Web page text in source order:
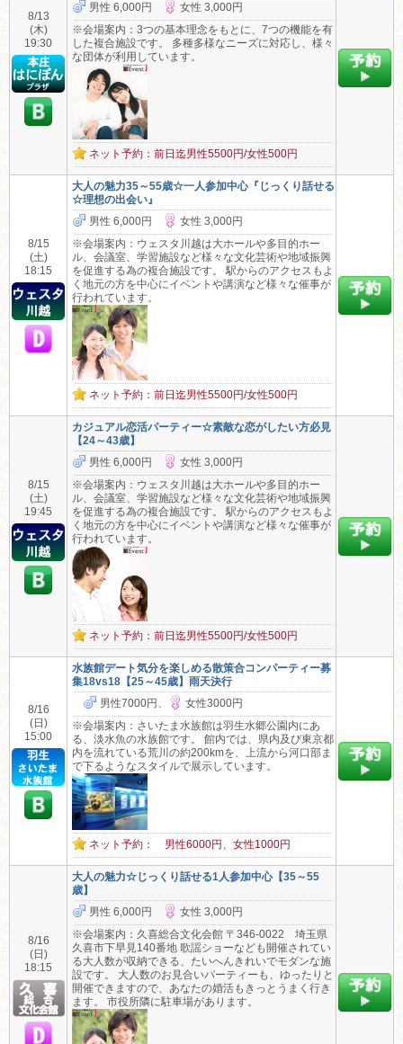
8/13
(木)
19:30
男性 6,000円
女性 3,000円
※会場案内：3つの基本理念をもとに、7つの機能を有
した複合施設です。 多種多様なニーズに対応し、様々
な団体が利用しています。
ネット予約：前日迄男性5500円/女性500円
8/15
(土)
18:15
大人の魅力35～55歳☆一人参加中心『じっくり話せる
☆理想の出会い』
男性 6,000円
女性 3,000円
※会場案内：ウェスタ川越は大ホールや多目的ホー
ル、会議室、学習施設など様々な文化芸術や地域振興
を促進する為の複合施設です。 駅からのアクセスもよ
く地元の方を中心にイベントや講演など様々な催事が
行われています。
ネット予約：前日迄男性5500円/女性500円
8/15
(土)
19:45
カジュアル恋活パーティー☆素敵な恋がしたい方必見
【24～43歳】
男性 6,000円
女性 3,000円
※会場案内：ウェスタ川越は大ホールや多目的ホー
ル、会議室、学習施設など様々な文化芸術や地域振興
を促進する為の複合施設です。 駅からのアクセスもよ
く地元の方を中心にイベントや講演など様々な催事が
行われています。
ネット予約：前日迄男性5500円/女性500円
8/16
(日)
15:00
水族館デート気分を楽しめる散策合コンパーティー募
集18vs18【25～45歳】雨天決行
男性7000円、
女性3000円
※会場案内：さいたま水族館は羽生水郷公園内にあ
る、淡水魚の水族館です。 館内では、県内及び東京都
内を流れている荒川の約200kmを、上流から河口部ま
で下るようなスタイルで展示しています。
ネット予約： 男性6000円、女性1000円
8/16
(日)
18:15
大人の魅力☆じっくり話せる1人参加中心【35～55
歳】
男性 6,000円
女性 3,000円
※会場案内：久喜総合文化会館 〒346-0022 埼玉県
久喜市下早見140番地 歌謡ショーなども開催されてい
る大人数が収納できる、たいへんきれいでモダンな施
設です。 大人数のお見合いパーティーも、ゆったりと
開催できますので、あなたの婚活もきっとうまく行き
ます。 市役所隣に駐車場があります。